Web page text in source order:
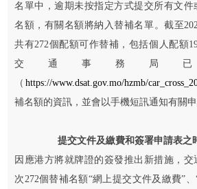
名單中，逾期未按指定方式提交所有文
名額，有關名額將納入替補名單。截至
共有272個配額可作替補，包括個人配額
交通事務局
（https://www.dsat.gov.mo/hzmb/
補名額的資訊，並會以手機短訊通知有關申
提交文件及繳費和簽署申請表之
因應港方將就牌證的簽發推出新措施，
次272個替補名額“網上提交文件及繳費”